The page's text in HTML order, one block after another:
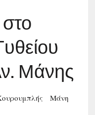
Μάνης
Μάνη